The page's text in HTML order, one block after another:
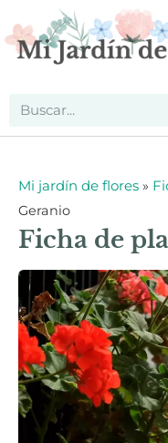
Mi jardín de flores »
Geranio
Ficha de